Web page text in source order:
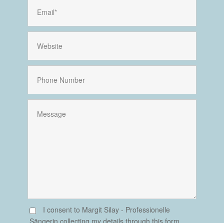
I consent to Margit Silay - Professionelle
Sängerin collecting my details through this form.